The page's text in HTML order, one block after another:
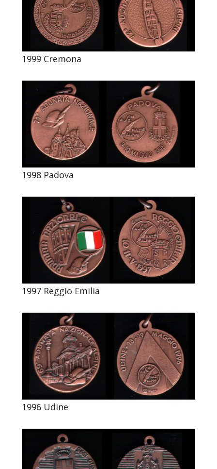
1999 Cremona
1998 Padova
1997 Reggio Emilia
1996 Udine